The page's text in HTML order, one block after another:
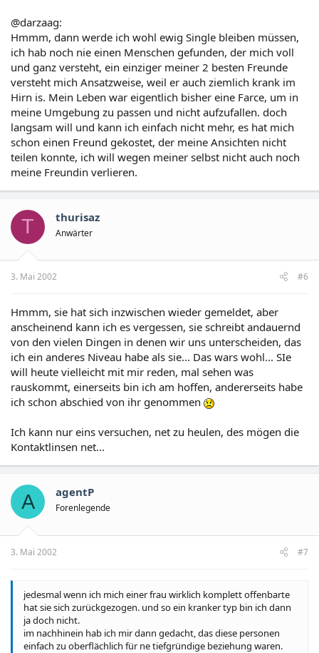
@darzaag:
Hmmm, dann werde ich wohl ewig Single bleiben müssen,
ich hab noch nie einen Menschen gefunden, der mich voll
und ganz versteht, ein einziger meiner 2 besten Freunde
versteht mich Ansatzweise, weil er auch ziemlich krank im
Hirn is. Mein Leben war eigentlich bisher eine Farce, um in
meine Umgebung zu passen und nicht aufzufallen. doch
langsam will und kann ich einfach nicht mehr, es hat mich
schon einen Freund gekostet, der meine Ansichten nicht
teilen konnte, ich will wegen meiner selbst nicht auch noch
meine Freundin verlieren.
T thurisaz
Anwärter
3. Mai 2002 #6
Hmmm, sie hat sich inzwischen wieder gemeldet, aber
anscheinend kann ich es vergessen, sie schreibt andauernd
von den vielen Dingen in denen wir uns unterscheiden, das
ich ein anderes Niveau habe als sie... Das wars wohl... SIe
will heute vielleicht mit mir reden, mal sehen was
rauskommt, einerseits bin ich am hoffen, andererseits habe
ich schon abschied von ihr genommen
Ich kann nur eins versuchen, net zu heulen, des mögen die
Kontaktlinsen net...
A agentP
Forenlegende
3. Mai 2002 #7
jedesmal wenn ich mich einer frau wirklich komplett offenbarte
hat sie sich zurückgezogen. und so ein kranker typ bin ich dann
ja doch nicht.
im nachhinein hab ich mir dann gedacht, das diese personen
einfach zu oberflächlich für ne tiefgründige beziehung waren.